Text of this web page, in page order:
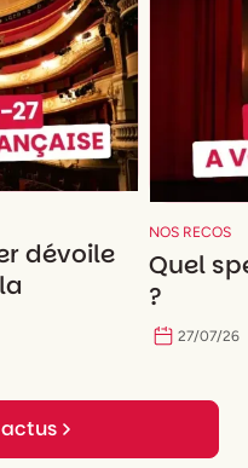
dévoile
NOS RECOS
Quel
?
27/07/26